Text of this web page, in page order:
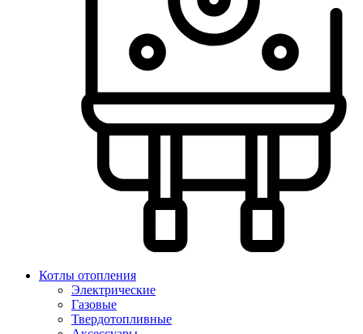
Котлы отопления
Электрические
Газовые
Твердотопливные